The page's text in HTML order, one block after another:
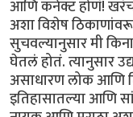
आणि कनेक्ट होणं! खरंच
अशा विशेष
सुचवल्यानुसार मी
घेतलं होतं. त्यानुसार
असाधारण लोक आणि
इतिहासातल्या आणि